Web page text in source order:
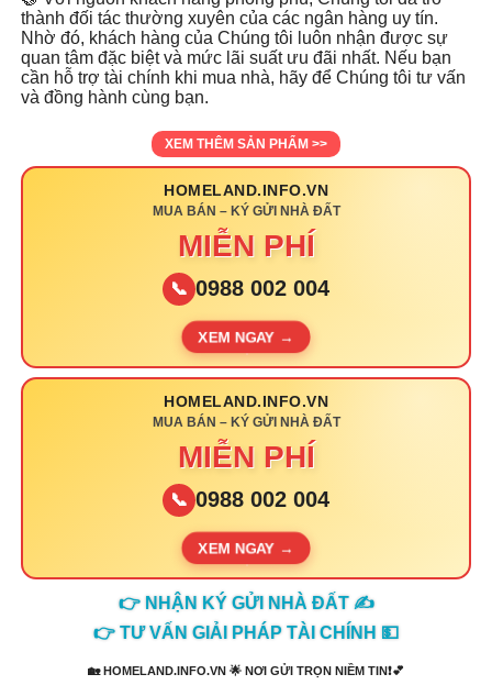
thành đối tác thường xuyên của các ngân hàng uy tín.
Nhờ đó, khách hàng của Chúng tôi luôn nhận được sự
quan tâm đặc biệt và mức lãi suất ưu đãi nhất. Nếu bạn
cần hỗ trợ tài chính khi mua nhà, hãy để Chúng tôi tư vấn
và đồng hành cùng bạn.
XEM THÊM SẢN PHẨM >>
HOMELAND.INFO.VN
MUA BÁN – KÝ GỬI NHÀ ĐẤT
MIỄN PHÍ
📞 0988 002 004
XEM NGAY →
HOMELAND.INFO.VN
MUA BÁN – KÝ GỬI NHÀ ĐẤT
MIỄN PHÍ
📞 0988 002 004
XEM NGAY →
👉 NHẬN KÝ GỬI NHÀ ĐẤT ✍️
👉 TƯ VẤN GIẢI PHÁP TÀI CHÍNH 💵
🏡 HOMELAND.INFO.VN 🌟 NƠI GỬI TRỌN NIỀM TIN❗💕